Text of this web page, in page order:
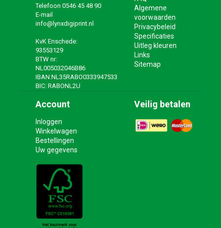
Telefoon 0546 45 48 90
E-mail
info@lynxdigiprint.nl
KvK Enschede:
93553129
BTW nr:
NL005032046B86
IBAN:NL35RABO0333947533
BIC: RABONL2U
Algemene
voorwaarden
Privacybeleid
Specificaties
Uitleg kleuren
Links
Sitemap
Account
Inloggen
Winkelwagen
Bestellingen
Uw gegevens
Veilig betalen